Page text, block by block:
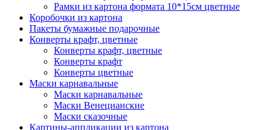
Рамки из картона формата 10*15см цветные
Коробочки из картона
Пакеты бумажные подарочные
Конверты крафт, цветные
Конверты крафт, цветные
Конверты крафт
Конверты цветные
Маски карнавальные
Маски карнавальные
Маски Венецианские
Маски сказочные
Картины-аппликации из картона